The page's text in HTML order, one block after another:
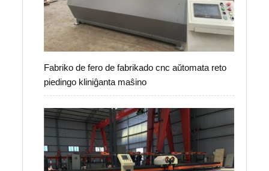
Fabriko de fero de fabrikado cnc aŭtomata reto
piedingo kliniĝanta maŝino